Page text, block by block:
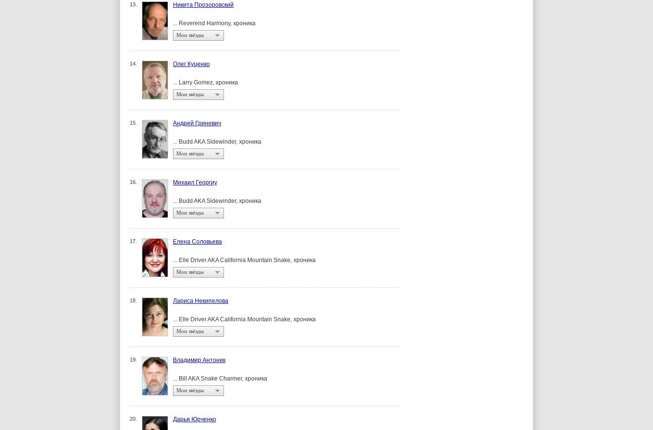
13. Никита Прозоровский
... Reverend Harmony, хроника
Мои звёзды
14. Олег Куценко
... Larry Gomez, хроника
Мои звёзды
15. Андрей Гриневич
... Budd AKA Sidewinder, хроника
Мои звёзды
16. Михаил Георгиу
... Budd AKA Sidewinder, хроника
Мои звёзды
17. Елена Соловьева
... Elle Driver AKA California Mountain Snake, хроника
Мои звёзды
18. Лариса Некипелова
... Elle Driver AKA California Mountain Snake, хроника
Мои звёзды
19. Владимир Антоник
... Bill AKA Snake Charmer, хроника
Мои звёзды
20. Дарья Юрченко